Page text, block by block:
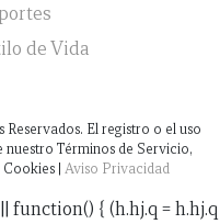
de Vida
El registro o el uso
nuestro Términos de Servicio,
| Aviso Privacidad
function() { (h.hj.q = h.hj.q